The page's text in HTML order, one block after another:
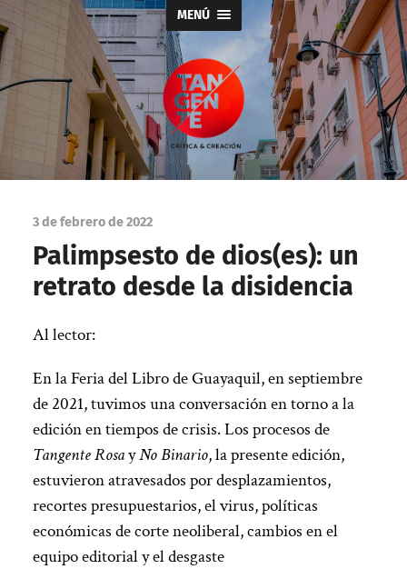
MENÚ
Tangente
3 de febrero de 2022
Palimpsesto de dios(es): un
retrato desde la disidencia
Al lector:
En la Feria del Libro de Guayaquil, en septiembre
de 2021, tuvimos una conversación en torno a la
edición en tiempos de crisis. Los procesos de
Tangente RosayNo Binario, la presente edición,
estuvieron atravesados por desplazamientos,
recortes presupuestarios, el virus, políticas
económicas de corte neoliberal, cambios en el
equipo editorial y el desgaste